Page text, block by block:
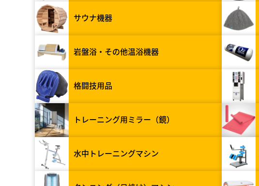
サウナ機器
岩盤浴・その他温浴機器
格闘技用品
トレーニング用ミラー（鏡）
水中トレーニングマシン